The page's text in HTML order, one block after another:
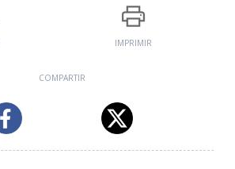
IMPRIMIR
COMPARTIR